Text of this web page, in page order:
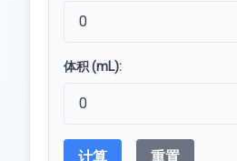
体积 (mL):
计算 重置